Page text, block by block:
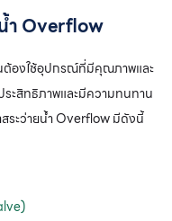
ำ Overflow
ต้องใช้อุปกรณ์ที่มีคุณภาพและ
ระสิทธิภาพและมีความทนทาน
ระว่ายน้ำ Overflow มีดังนี้